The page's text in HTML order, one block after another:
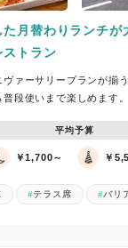
月替わりランチが
トラン
ヴァーサリープランが揃
段使いまで楽しめます。
平均予算
￥1,700～ ￥
テラス席 バリ